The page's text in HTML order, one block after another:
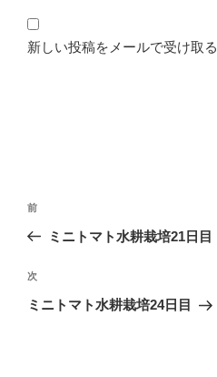
新しい投稿をメールで受け取る
投
ナ
ビ
ゲ
前
の
稿
前
ミニトマト水耕栽培21日目
次
の
次
ミニトマト水耕栽培24日目